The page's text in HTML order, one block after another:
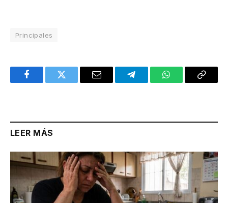
Principales
FacebookTwitter Email TelegramWhatsAppCopy
LEER MÁS